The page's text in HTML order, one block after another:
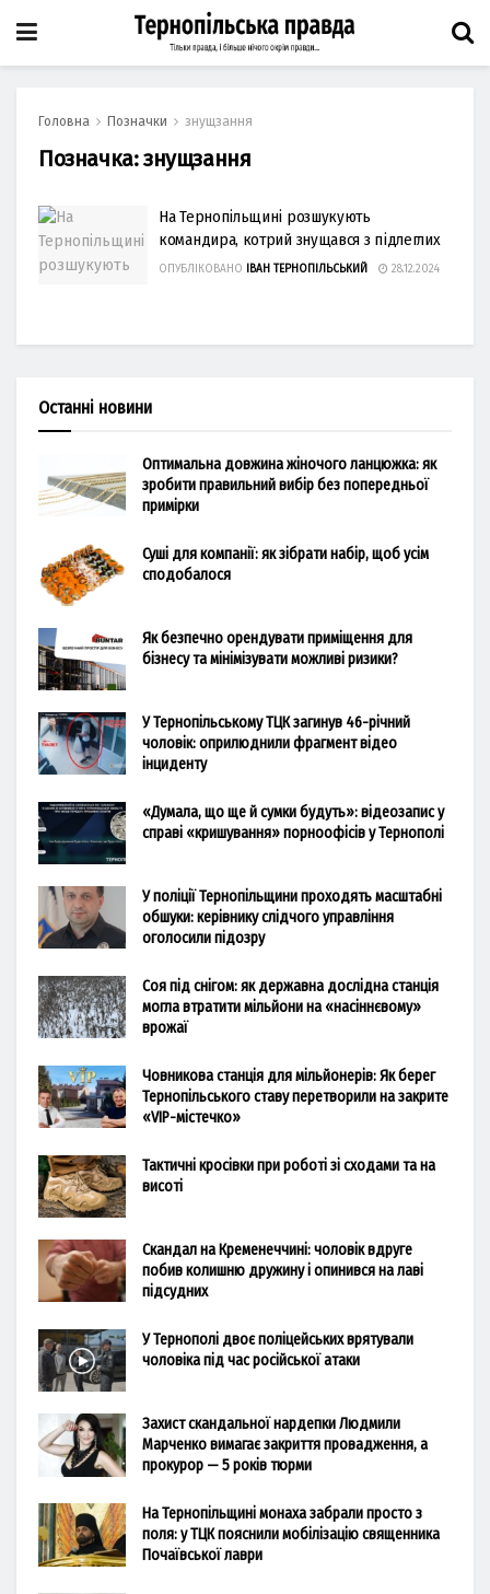
Головна Позначки знущзання
Позначка:знущзання
На Тернопільщині розшукують
командира, котрий знущався з підлеглих
ОПУБЛІКОВАНО ІВАН ТЕРНОПІЛЬСЬКИЙ 28.12.2024
Останні новини
Оптимальна довжина жіночого ланцюжка: як
зробити правильний вибір без попередньої
примірки
Суші для компанії: як зібрати набір, щоб усім
сподобалося
Як безпечно орендувати приміщення для
бізнесу та мінімізувати можливі ризики?
У Тернопільському ТЦК загинув 46-річний
чоловік: оприлюднили фрагмент відео
інциденту
«Думала, що ще й сумки будуть»: відеозапис у
справі «кришування» порноофісів у Тернополі
У поліції Тернопільщини проходять масштабні
обшуки: керівнику слідчого управління
оголосили підозру
Соя під снігом: як державна дослідна станція
могла втратити мільйони на «насіннєвому»
врожаї
Човникова станція для мільйонерів: Як берег
Тернопільського ставу перетворили на закрите
«VIP-містечко»
Тактичні кросівки при роботі зі сходами та на
висоті
Скандал на Кременеччині: чоловік вдруге
побив колишню дружину і опинився на лаві
підсудних
У Тернополі двоє поліцейських врятували
чоловіка під час російської атаки
Захист скандальної нардепки Людмили
Марченко вимагає закриття провадження, а
прокурор — 5 років тюрми
На Тернопільщині монаха забрали просто з
поля: у ТЦК пояснили мобілізацію священника
Почаївської лаври